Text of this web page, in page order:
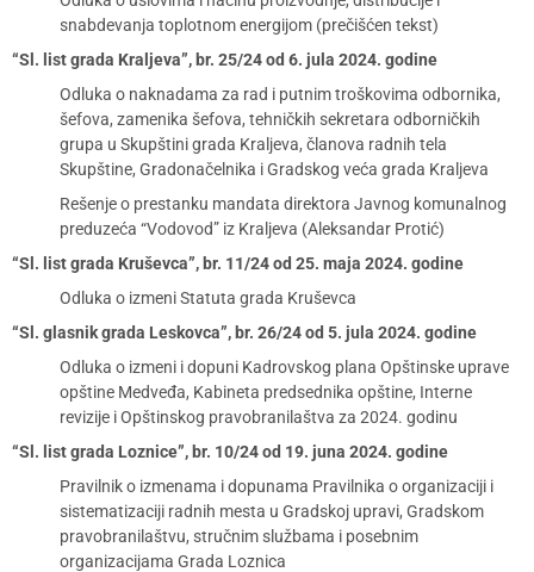
snabdevanja toplotnom energijom (prečišćen tekst)
“Sl. list grada Kraljeva”, br. 25/24 od 6. jula 2024. godine
Odluka o naknadama za rad i putnim troškovima odbornika,
šefova, zamenika šefova, tehničkih sekretara odborničkih
grupa u Skupštini grada Kraljeva, članova radnih tela
Skupštine, Gradonačelnika i Gradskog veća grada Kraljeva
Rešenje o prestanku mandata direktora Javnog komunalnog
preduzeća “Vodovod” iz Kraljeva (Aleksandar Protić)
“Sl. list grada Kruševca”, br. 11/24 od 25. maja 2024. godine
Odluka o izmeni Statuta grada Kruševca
“Sl. glasnik grada Leskovca”, br. 26/24 od 5. jula 2024. godine
Odluka o izmeni i dopuni Kadrovskog plana Opštinske uprave
opštine Medveđa, Kabineta predsednika opštine, Interne
revizije i Opštinskog pravobranilaštva za 2024. godinu
“Sl. list grada Loznice”, br. 10/24 od 19. juna 2024. godine
Pravilnik o izmenama i dopunama Pravilnika o organizaciji i
sistematizaciji radnih mesta u Gradskoj upravi, Gradskom
pravobranilaštvu, stručnim službama i posebnim
organizacijama Grada Loznica